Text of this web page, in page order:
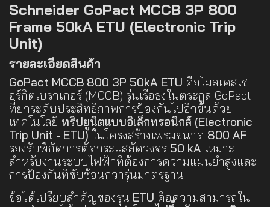
Schneider GoPact MCCB 3P 800
Frame 50kA ETU (Electronic Trip
Unit)
รายละเอียดสินค้า
GoPact MCCB 800 3P 50kA ETU คือโมลเคสเซ
อร์กิตเบรกเกอร์ (MCCB) รุ่นเรือธงในตระกูล GoPact
ที่ยกระดับประสิทธิภาพการป้องกันไปอีกขั้นด้วย
เทคโนโลยี ทริปยูนิตแบบอิเล็กทรอนิกส์ (Electronic
Trip Unit - ETU)ในโครงสร้างเฟรมขนาด 800 AF
รองรับพิกัดการตัดกระแสลัดวงจร 50 kA เหมาะ
สำหรับงานระบบไฟฟ้าที่ต้องการความแม่นยำสูงและ
การป้องกันที่ซับซ้อนกว่ารุ่นมาตรฐาน
ข้อได้เปรียบสำคัญของรุ่น ETU คือความสามารถใน